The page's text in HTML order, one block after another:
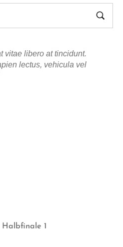
vitae libero at tincidunt.
lectus, vehicula vel
1